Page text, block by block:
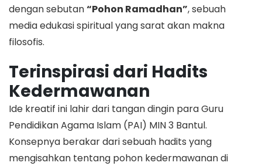
dengan sebutan“Pohon Ramadhan”, sebuah
media edukasi spiritual yang sarat akan makna
filosofis.
Terinspirasi dari Hadits
Kedermawanan
​Ide kreatif ini lahir dari tangan dingin para Guru
Pendidikan Agama Islam (PAI) MIN 3 Bantul.
Konsepnya berakar dari sebuah hadits yang
mengisahkan tentang pohon kedermawanan di